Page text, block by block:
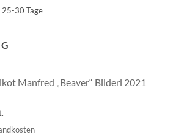
25-30 Tage
Manfred „Beaver“ Bilderl 2021